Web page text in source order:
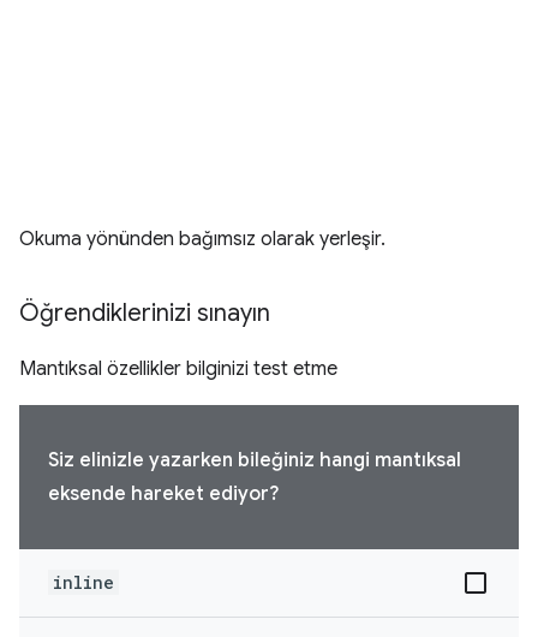
Okuma yönünden bağımsız olarak yerleşir.
Öğrendiklerinizi sınayın
Mantıksal özellikler bilginizi test etme
Siz elinizle yazarken bileğiniz hangi mantıksal
eksende hareket ediyor?
inline